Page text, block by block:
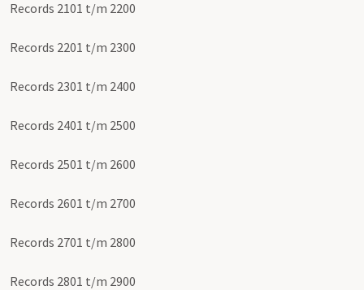
Records 2101 t/m 2200
Records 2201 t/m 2300
Records 2301 t/m 2400
Records 2401 t/m 2500
Records 2501 t/m 2600
Records 2601 t/m 2700
Records 2701 t/m 2800
Records 2801 t/m 2900